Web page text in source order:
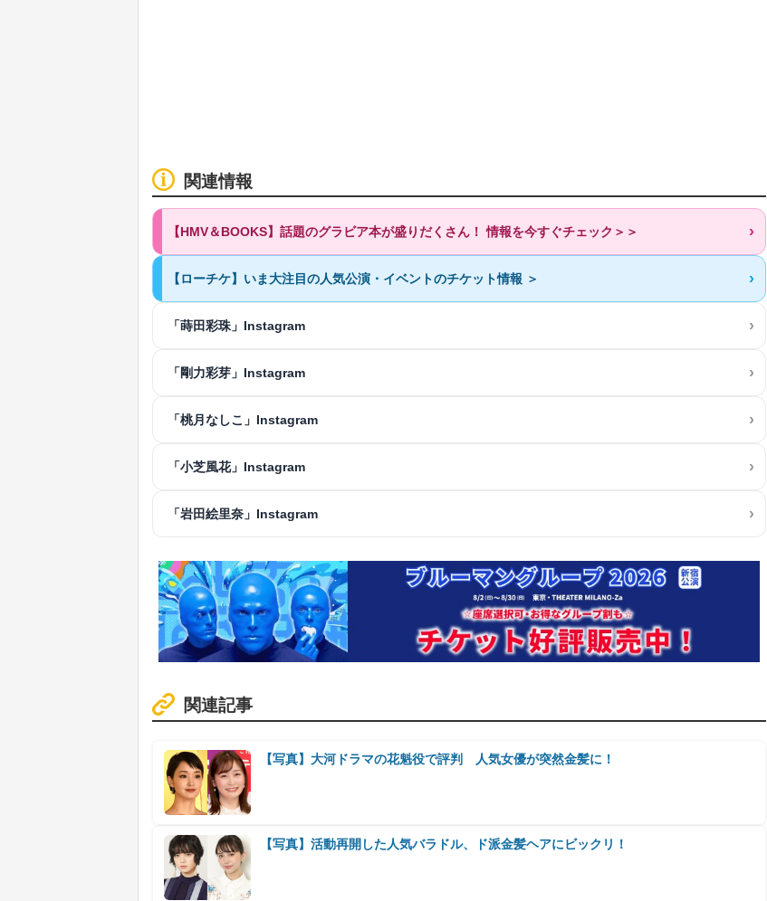
関連情報
【HMV＆BOOKS】話題のグラビア本が盛りだくさん！ 情報を今すぐチェック＞＞
【ローチケ】いま大注目の人気公演・イベントのチケット情報 ＞
「蒔田彩珠」Instagram
「剛力彩芽」Instagram
「桃月なしこ」Instagram
「小芝風花」Instagram
「岩田絵里奈」Instagram
関連記事
【写真】大河ドラマの花魁役で評判 人気女優が突然金髪に！
【写真】活動再開した人気バラドル、ド派金髪ヘアにビックリ！